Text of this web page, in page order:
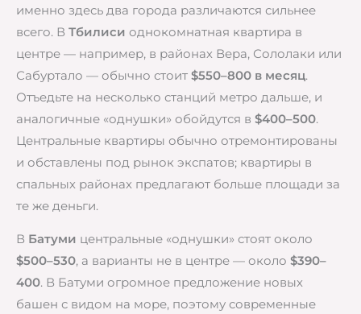
именно здесь два города различаются сильнее
всего. В Тбилиси однокомнатная квартира в
центре — например, в районах Вера, Сололаки или
Сабуртало — обычно стоит $550–800 в месяц.
Отъедьте на несколько станций метро дальше, и
аналогичные «однушки» обойдутся в $400–500.
Центральные квартиры обычно отремонтированы
и обставлены под рынок экспатов; квартиры в
спальных районах предлагают больше площади за
те же деньги.
В Батуми центральные «однушки» стоят около
$500–530, а варианты не в центре — около $390–
400. В Батуми огромное предложение новых
башен с видом на море, поэтому современные